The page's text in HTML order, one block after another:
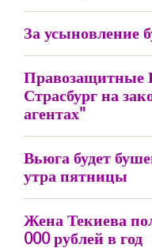
За усыновление
Правозащитные
Страсбург на
агентах"
Вьюга будет
утра пятницы
Жена Текиева
000 рублей в год